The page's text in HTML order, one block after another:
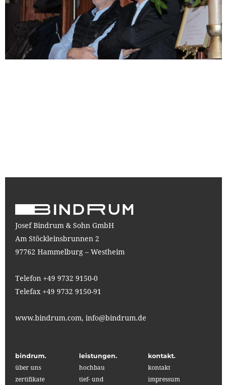
Josef Bindrum & Sohn GmbH
Am Stöckleinsbrunnen 2
97762 Hammelburg – Westheim
Telefon +49 9732 9150-0
Telefax +49 9732 9150-91
www.bindrum.com, info@bindrum.de
bindrum.
über uns
zertifikate
leistungen.
hochbau
tief- und
kontakt.
kontakt
impressum